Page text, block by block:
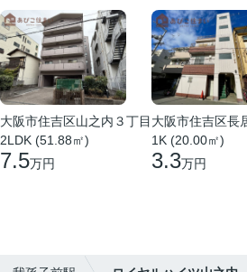
大阪市住吉区山之内３丁目
2LDK (51.88㎡)
7.5万円
大阪市住吉区長
1K (20.00㎡)
3.3万円